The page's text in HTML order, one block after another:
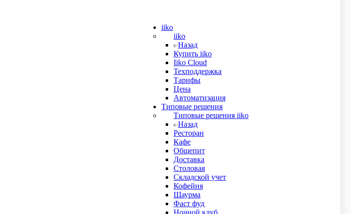
iiko
iiko
Назад
Купить iiko
Iiko Cloud
Техподдержка
Тарифы
Цена
Автоматизация
Типовые решения
Типовые решения iiko
Назад
Ресторан
Кафе
Общепит
Доставка
Столовая
Складской учет
Кофейня
Шаурма
Фаст фуд
Ночной клуб
было установлено
проделанной работе